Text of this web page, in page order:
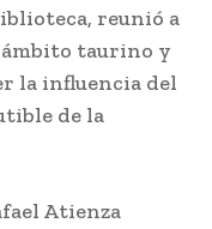
reunió a
ámbito taurino y
la influencia del
de la
Atienza